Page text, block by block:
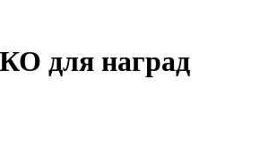
для наград